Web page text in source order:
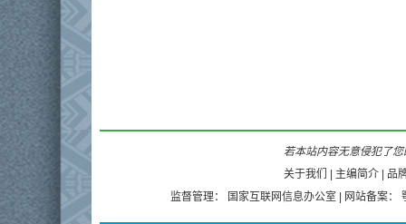
若本站内容无意侵犯了
关于我们
主编简介
品
监督管理：
国家互联网信息办公室 | 网站备案：